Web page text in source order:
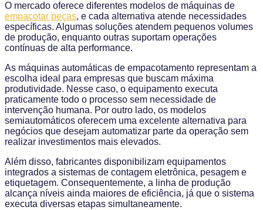
O mercado oferece diferentes modelos de máquinas de
empacotar peças, e cada alternativa atende necessidades
específicas. Algumas soluções atendem pequenos volumes
de produção, enquanto outras suportam operações
contínuas de alta performance.
As máquinas automáticas de empacotamento representam a
escolha ideal para empresas que buscam máxima
produtividade. Nesse caso, o equipamento executa
praticamente todo o processo sem necessidade de
intervenção humana. Por outro lado, os modelos
semiautomáticos oferecem uma excelente alternativa para
negócios que desejam automatizar parte da operação sem
realizar investimentos mais elevados.
Além disso, fabricantes disponibilizam equipamentos
integrados a sistemas de contagem eletrônica, pesagem e
etiquetagem. Consequentemente, a linha de produção
alcança níveis ainda maiores de eficiência, já que o sistema
executa diversas etapas simultaneamente.